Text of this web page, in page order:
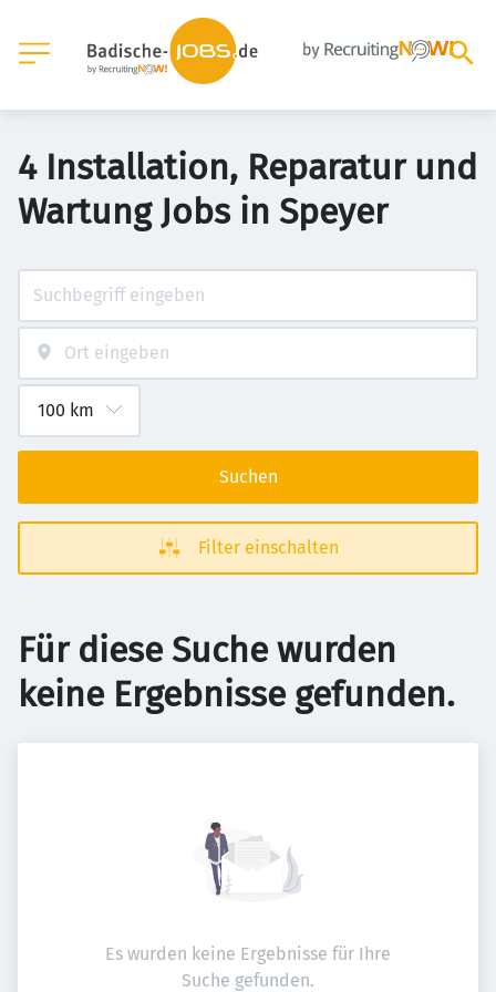
4 Installation, Reparatur und
Wartung Jobs in Speyer
Suchen
Filter einschalten
Für diese Suche wurden
keine Ergebnisse gefunden.
Es wurden keine Ergebnisse für Ihre
Suche gefunden.